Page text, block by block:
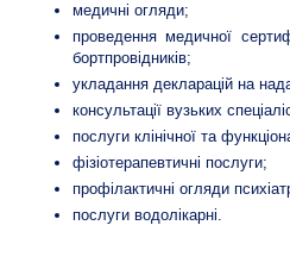
медичні огляди;
проведення медичної
бортпровідників;
укладання декларацій на
консультації вузьких
послуги клінічної та
фізіотерапевтичні послуги;
профілактичні огляди
послуги водолікарні.